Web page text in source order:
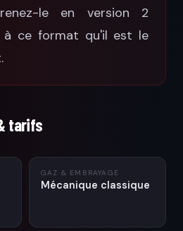
le en version 2
ce format qu'il est le
tarifs
GAZ & EMBRAYAGE
Mécanique classique